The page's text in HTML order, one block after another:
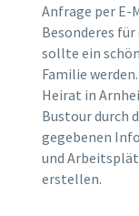
Anfrage per E-
Besonderes
sollte ein
Familie
Heirat in
Bustour durch
gegebenen
und
erstellen.